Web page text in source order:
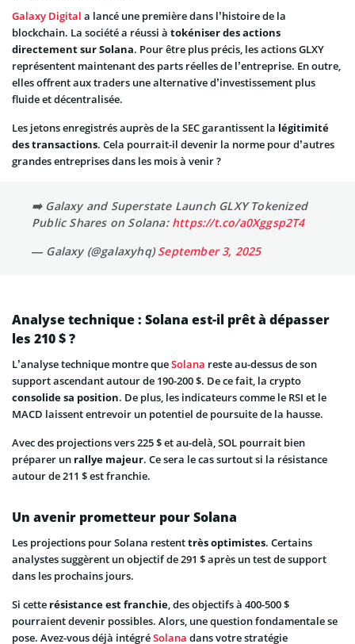
Galaxy Digital a lancé une première dans l’histoire de la
blockchain. La société a réussi à tokéniser des actions
directement sur Solana. Pour être plus précis, les actions GLXY
représentent maintenant des parts réelles de l’entreprise. En outre,
elles offrent aux traders une alternative d’investissement plus
fluide et décentralisée.
Les jetons enregistrés auprès de la SEC garantissent la légitimité
des transactions. Cela pourrait-il devenir la norme pour d’autres
grandes entreprises dans les mois à venir ?
➡️ Galaxy and Superstate Launch GLXY Tokenized
Public Shares on Solana: https://t.co/a0Xggsp2T4
— Galaxy (@galaxyhq)September 3, 2025
Analyse technique : Solana est-il prêt à dépasser
les 210 $ ?
L’analyse technique montre queSolana reste au-dessus de son
support ascendant autour de 190-200 $. De ce fait, la crypto
consolide sa position. De plus, les indicateurs comme le RSI et le
MACD laissent entrevoir un potentiel de poursuite de la hausse.
Avec des projections vers 225 $ et au-delà, SOL pourrait bien
préparer un rallye majeur. Ce sera le cas surtout si la résistance
autour de 211 $ est franchie.
Un avenir prometteur pour Solana
Les projections pour Solana restenttrès optimistes. Certains
analystes suggèrent un objectif de 291 $ après un test de support
dans les prochains jours.
Si cette résistance est franchie, des objectifs à 400-500 $
pourraient devenir possibles. Alors, une question fondamentale se
pose. Avez-vous déjà intégréSolana dans votre stratégie